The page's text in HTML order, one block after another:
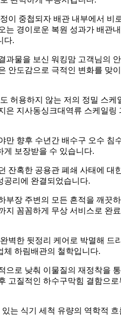
이 중첩되자 배관 내부에서 비
는 경이로운 복원 성과가 배관
다.
과물을 보신 워킹맘 고객님의
안도감으로 극적인 변화를 맞
허용하지 않는 저의 정밀 스케
은 지사동싱크대역류 스케일링
만 향후 수년간 배수구 오수 침
게 보장받을 수 있습니다.
잔혹한 공용관 폐쇄 사태에 대
공리에 완결되었습니다.
부장 주변의 모든 흔적을 깨끗
지 꼼꼼하게 무상 서비스로 완
벽한 뒷정리 케어로 박멸해 드
체 하림배관의 철학입니다.
으로 낮춰 이물질의 재정착을
고질적인 하수구막힘 결함으로
는 식기 세척 유량의 역학적 흐